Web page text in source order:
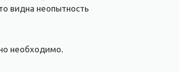
видна неопытность
необходимо.